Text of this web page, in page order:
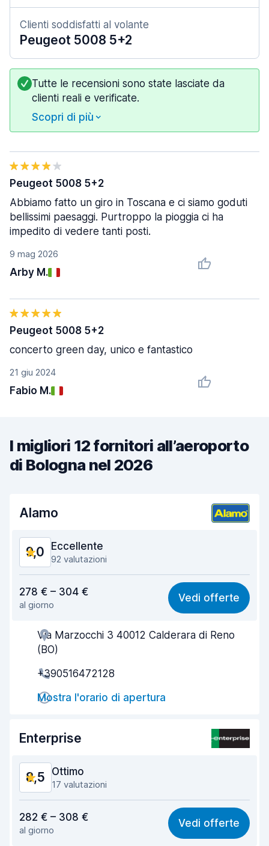
Clienti soddisfatti al volante
Peugeot 5008 5+2
Tutte le recensioni sono state lasciate da
clienti reali e verificate.
Scopri di più
9 mag 2026
Arby M.
Peugeot 5008 5+2
Abbiamo fatto un giro in Toscana e ci siamo goduti
bellissimi paesaggi. Purtroppo la pioggia ci ha
impedito di vedere tanti posti.
21 giu 2024
Fabio M.
Peugeot 5008 5+2
concerto green day, unico e fantastico
I migliori 12 fornitori all’aeroporto
di Bologna nel 2026
Alamo
9,0 Eccellente
92 valutazioni
8,7
Facile da trovare 8,8
Gentilezza degli agenti
Condizioni dell'auto 9,1
278 € – 304 €
al giorno
Vedi offerte
Via Marzocchi 3 40012 Calderara di Reno
(BO)
+390516472128
Mostra l'orario di apertura
Enterprise
8,5 Ottimo
17 valutazioni
8,1
Facile da trovare 8,3
282 € – 308 €
al giorno
Vedi offerte